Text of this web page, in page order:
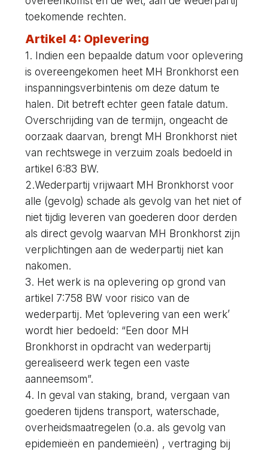
toekomende rechten.
Artikel 4: Oplevering
1. Indien een bepaalde datum voor oplevering
is overeengekomen heet MH Bronkhorst een
inspanningsverbintenis om deze datum te
halen. Dit betreft echter geen fatale datum.
Overschrijding van de termijn, ongeacht de
oorzaak daarvan, brengt MH Bronkhorst niet
van rechtswege in verzuim zoals bedoeld in
artikel 6:83 BW.
2.Wederpartij vrijwaart MH Bronkhorst voor
alle (gevolg) schade als gevolg van het niet of
niet tijdig leveren van goederen door derden
als direct gevolg waarvan MH Bronkhorst zijn
verplichtingen aan de wederpartij niet kan
nakomen.
3. Het werk is na oplevering op grond van
artikel 7:758 BW voor risico van de
wederpartij. Met ‘oplevering van een werk’
wordt hier bedoeld: “Een door MH
Bronkhorst in opdracht van wederpartij
gerealiseerd werk tegen een vaste
aanneemsom”.
4. In geval van staking, brand, vergaan van
goederen tijdens transport, waterschade,
overheidsmaatregelen (o.a. als gevolg van
epidemieën en pandemieën) , vertraging bij